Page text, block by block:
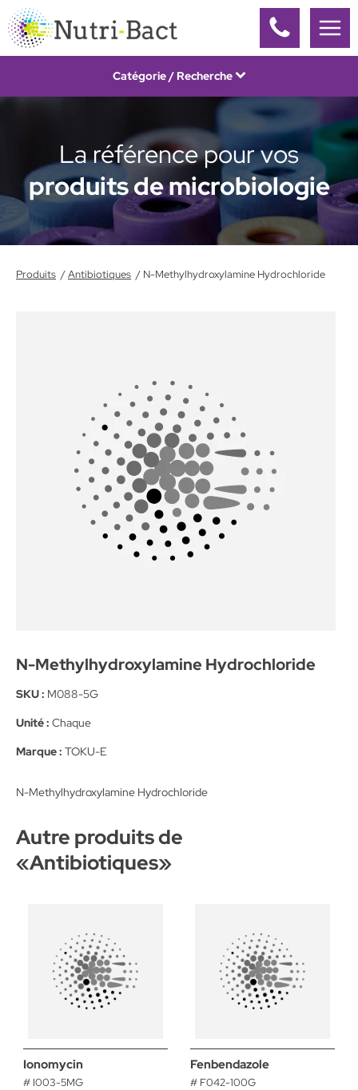
Panneau de gestion des cookies
La référence pour vos
produits de microbiologie
Catégorie / Recherche
Produits Antibiotiques N-Methylhydroxylamine Hydrochloride
N-Methylhydroxylamine Hydrochloride
SKU : M088-5G
Unité : Chaque
Marque : TOKU-E
N-Methylhydroxylamine Hydrochloride
Autre produits de
«Antibiotiques»
Ionomycin
# I003-5MG
Fenbendazole
# F042-100G